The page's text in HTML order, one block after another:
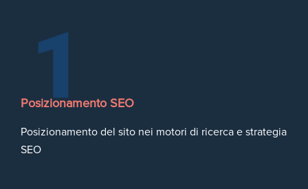
Posizionamento SEO
Posizionamento del sito nei motori di ricerca e strategia
SEO